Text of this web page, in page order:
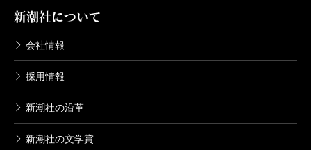
新潮社について
会社情報
採用情報
新潮社の沿革
新潮社の文学賞